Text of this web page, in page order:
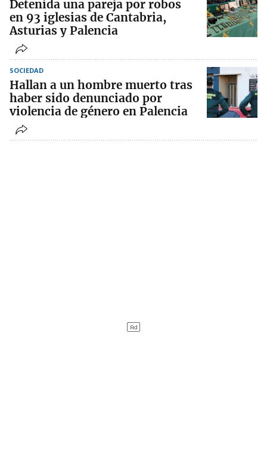
Detenida una pareja por robos
en 93 iglesias de Cantabria,
Asturias y Palencia
SOCIEDAD
Hallan a un hombre muerto tras
haber sido denunciado por
violencia de género en Palencia